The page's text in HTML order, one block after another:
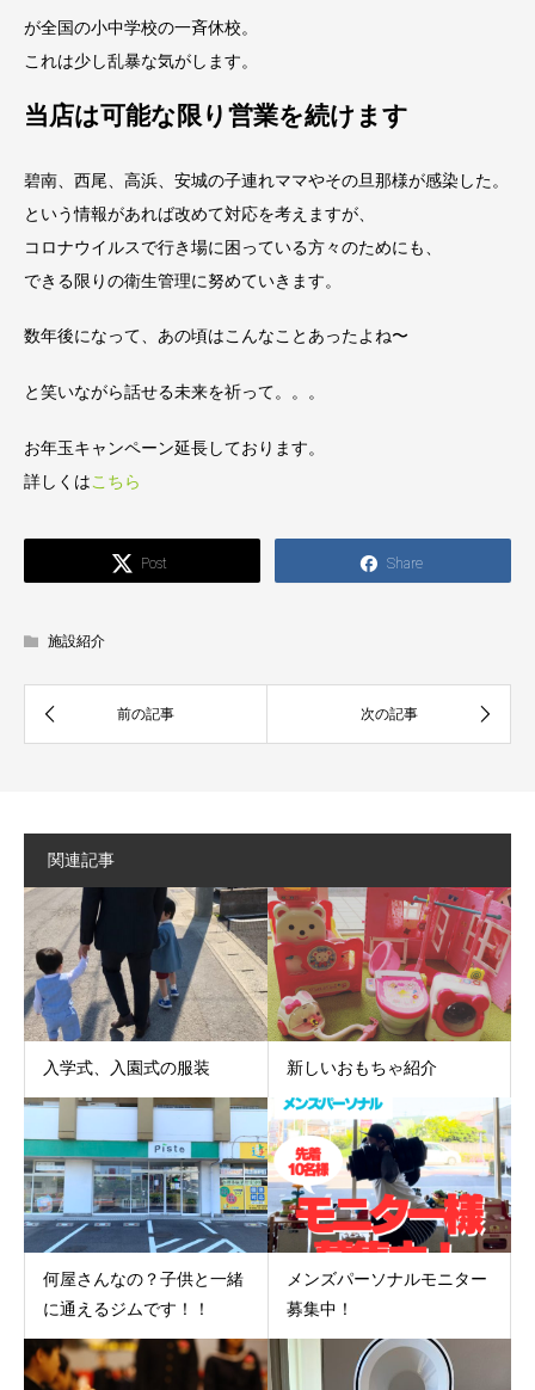
が全国の小中学校の一斉休校。
これは少し乱暴な気がします。
当店は可能な限り営業を続けます
碧南、西尾、高浜、安城の子連れママやその旦那様が感染した。
という情報があれば改めて対応を考えますが、
コロナウイルスで行き場に困っている方々のためにも、
できる限りの衛生管理に努めていきます。
数年後になって、あの頃はこんなことあったよね〜
と笑いながら話せる未来を祈って。。。
お年玉キャンペーン延長しております。
詳しくはこちら
Post Share
施設紹介
関連記事
入学式、入園式の服装 新しいおもちゃ紹介
何屋さんなの？子供と一緒
に通えるジムです！！
メンズパーソナルモニター
募集中！